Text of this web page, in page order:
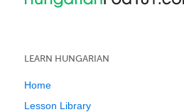
LEARN HUNGARIAN
Home
Lesson Library